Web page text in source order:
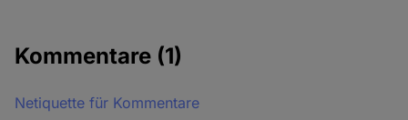
Kommentare (1)
Netiquette für Kommentare